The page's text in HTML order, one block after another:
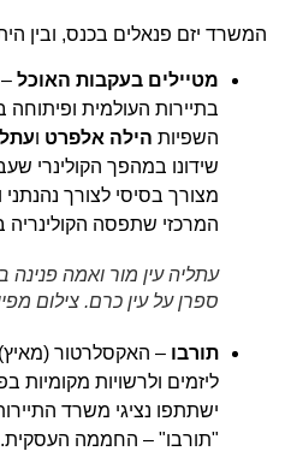
המשרד יזם פנאלים בכנס, ובין היתר:
מטיילים בעקבות האוכל–
בתיירות העולמית ופיתוחה
השפיותהילה אלפרטועתליה
שידונו במהפך הקולינרי
מצורך בסיסי לצורך נהנתני
המרכזי שתפסה הקולינריה
עתליה עין מור ואמה פנינה
ספרן על עין כרם. צילום
תורבו– האקסלרטור (מאיץ)
ליזמים ולרשויות מקומיות
ישתתפו נציגי משרד
"תורבו" – החממה העסקית.